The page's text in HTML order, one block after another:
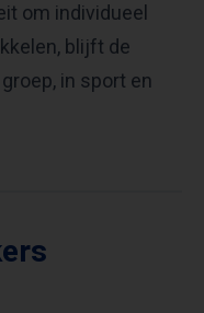
om individueel
blijft de
in sport en